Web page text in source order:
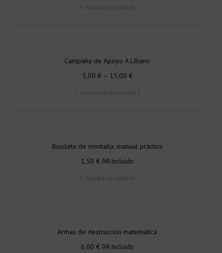
AÑADIR AL CARRITO
Campaña de Apoyo A Líbano
5,00 € – 15,00 €
SELECCIONAR OPCIONES
Las
página
Bicicleta de montaña: manual práctico
1,50 € IVA Incluido
AÑADIR AL CARRITO
Armas de destrucción matemática
6,00 € IVA Incluido